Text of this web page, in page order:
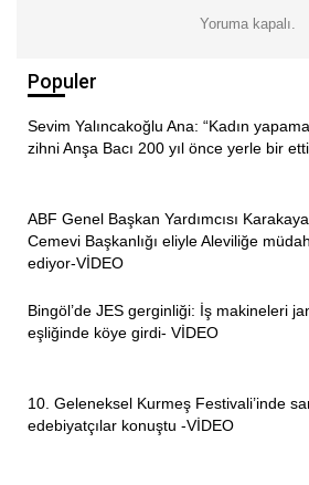
uğrayan kadınların yanında olmak
barolar, TTMOB ele geçirilsin ve
istiyorlar. Hiç şansları yok. Biz bu
korumaya devam edeceğiz. Kral
Son olarak Yücel, “Biz kazanacağız,
kazanacağız” diyerek mücadele
sonrası baro avukatları yürüyüşe
yurttaşlar da yürüyüşe alkışlar ve
Yoruma kapalı.
Populer
Sevim Yalıncakoğlu Ana: “Kadın
zihni Anşa Bacı 200 yıl önce yerle bir
ABF Genel Başkan Yardımcısı
Cemevi Başkanlığı eliyle Aleviliğe
ediyor-VİDEO
Bingöl’de JES gerginliği: İş makineleri
eşliğinde köye girdi- VİDEO
10. Geleneksel Kurmeş Festivali’inde
edebiyatçılar konuştu -VİDEO